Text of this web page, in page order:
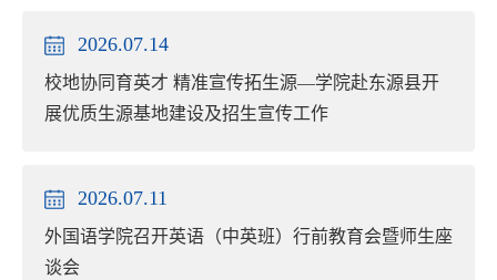
2026.07.14
校地协同育英才 精准宣传拓生源—学院赴东源县开
展优质生源基地建设及招生宣传工作
2026.07.11
外国语学院召开英语（中英班）行前教育会暨师生座
谈会